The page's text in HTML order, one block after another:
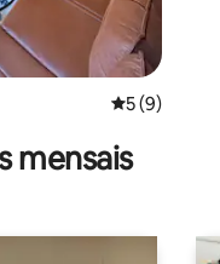
avaliações 5 de uma
5 (9)
mensais